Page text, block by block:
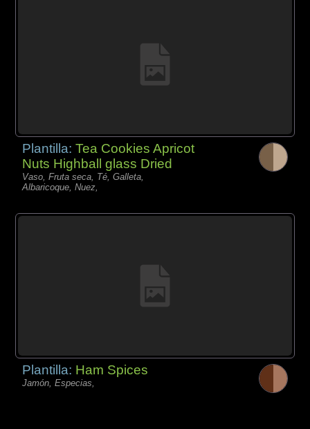
Plantilla:Tea Cookies Apricot
Nuts Highball glass Dried
Vaso, Fruta seca, Té, Galleta,
Albaricoque, Nuez,
Plantilla: Ham Spices
Jamón, Especias,